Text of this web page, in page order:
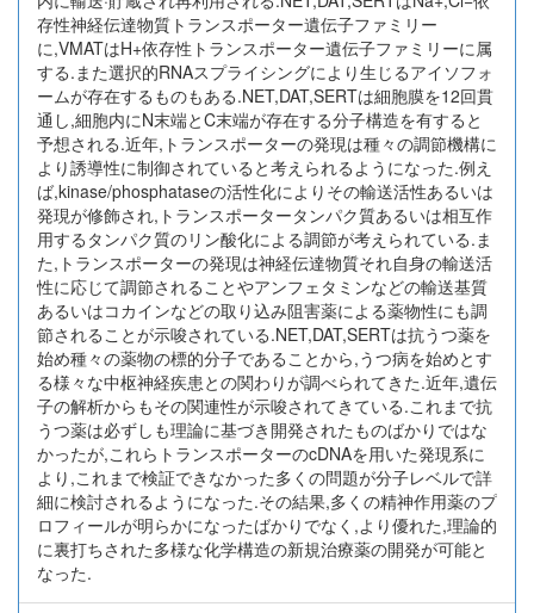
存性神経伝達物質トランスポーター遺伝子ファミリー
に,VMATはH+依存性トランスポーター遺伝子ファミリーに属
する.また選択的RNAスプライシングにより生じるアイソフォ
ームが存在するものもある.NET,DAT,SERTは細胞膜を12回貫
通し,細胞内にN末端とC末端が存在する分子構造を有すると
予想される.近年,トランスポーターの発現は種々の調節機構に
より誘導性に制御されていると考えられるようになった.例え
ば,kinase/phosphataseの活性化によりその輸送活性あるいは
発現が修飾され,トランスポータータンパク質あるいは相互作
用するタンパク質のリン酸化による調節が考えられている.ま
た,トランスポーターの発現は神経伝達物質それ自身の輸送活
性に応じて調節されることやアンフェタミンなどの輸送基質
あるいはコカインなどの取り込み阻害薬による薬物性にも調
節されることが示唆されている.NET,DAT,SERTは抗うつ薬を
始め種々の薬物の標的分子であることから,うつ病を始めとす
る様々な中枢神経疾患との関わりが調べられてきた.近年,遺伝
子の解析からもその関連性が示唆されてきている.これまで抗
うつ薬は必ずしも理論に基づき開発されたものばかりではな
かったが,これらトランスポーターのcDNAを用いた発現系に
より,これまで検証できなかった多くの問題が分子レベルで詳
細に検討されるようになった.その結果,多くの精神作用薬のプ
ロフィールが明らかになったばかりでなく,より優れた,理論的
に裏打ちされた多様な化学構造の新規治療薬の開発が可能と
なった.